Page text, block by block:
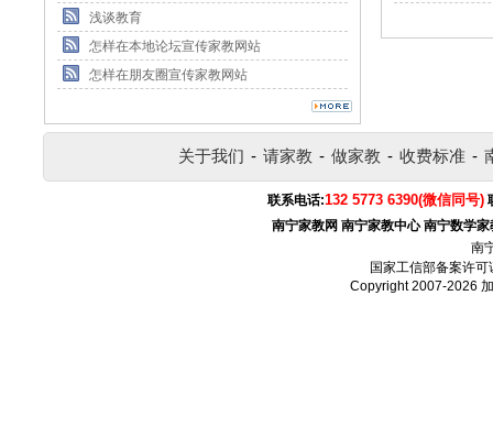
浅谈教育
怎样在本地论坛宣传家教网站
怎样在朋友圈宣传家教网站
关于我们 - 请家教 - 做家教 - 收费标准 -
联系电话:132 5773 6390(微信同号)
南宁家教网 南宁家教中心 南宁数学家
南
国家工信部备案许可
Copyright 2007-2026